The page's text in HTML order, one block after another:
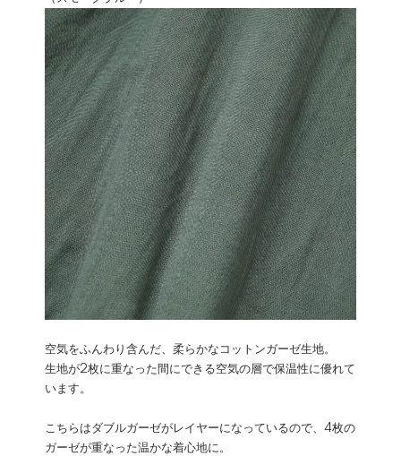
空気をふんわり含んだ、柔らかなコットンガーゼ生地。
生地が2枚に重なった間にできる空気の層で保温性に優れて
います。
こちらはダブルガーゼがレイヤーになっているので、4枚の
ガーゼが重なった温かな着心地に。